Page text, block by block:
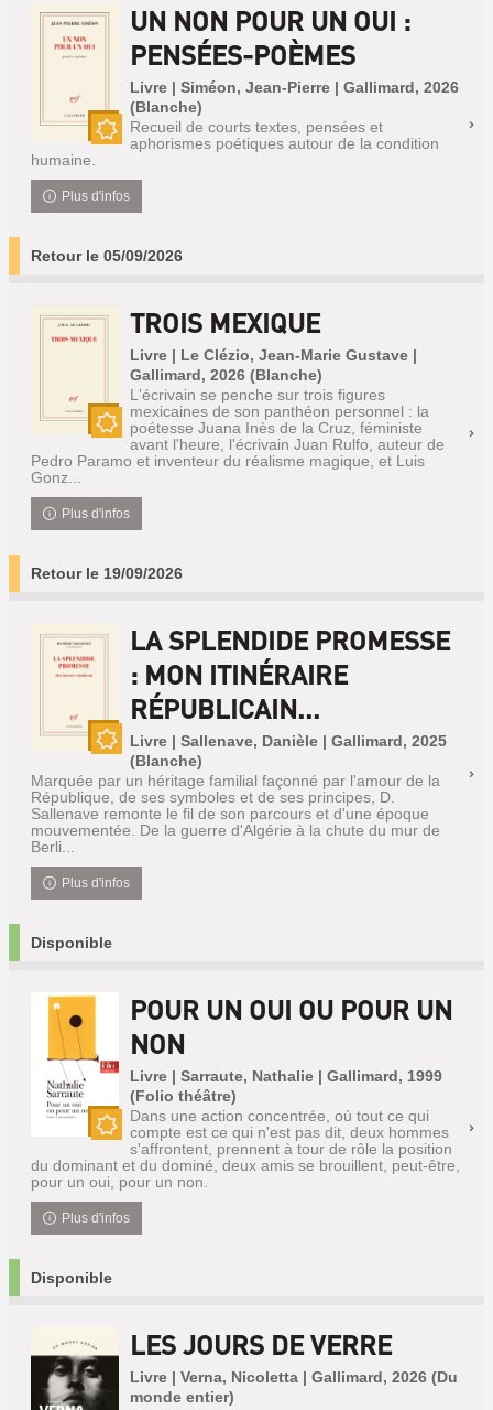
Nouveauté
UN NON POUR UN OUI :
PENSÉES-POÈMES
Livre | Siméon, Jean-Pierre | Gallimard, 2026
(Blanche)
Recueil de courts textes, pensées et
aphorismes poétiques autour de la condition
humaine.
Plus d'infos
Retour le 05/09/2026
TROIS MEXIQUE
Livre | Le Clézio, Jean-Marie Gustave |
Gallimard, 2026 (Blanche)
L'écrivain se penche sur trois figures
mexicaines de son panthéon personnel : la
poétesse Juana Inès de la Cruz, féministe
avant l'heure, l'écrivain Juan Rulfo, auteur de
Pedro Paramo et inventeur du réalisme magique, et Luis
Gonz...
Plus d'infos
Retour le 19/09/2026
LA SPLENDIDE PROMESSE
: MON ITINÉRAIRE
RÉPUBLICAIN...
Livre | Sallenave, Danièle | Gallimard, 2025
(Blanche)
Marquée par un héritage familial façonné par l'amour de la
République, de ses symboles et de ses principes, D.
Sallenave remonte le fil de son parcours et d'une époque
mouvementée. De la guerre d'Algérie à la chute du mur de
Berli...
Plus d'infos
Disponible
POUR UN OUI OU POUR UN
NON
Livre | Sarraute, Nathalie | Gallimard, 1999
(Folio théâtre)
Dans une action concentrée, où tout ce qui
compte est ce qui n'est pas dit, deux hommes
s'affrontent, prennent à tour de rôle la position
du dominant et du dominé, deux amis se brouillent, peut-être,
pour un oui, pour un non.
Plus d'infos
Disponible
LES JOURS DE VERRE
Livre | Verna, Nicoletta | Gallimard, 2026 (Du
monde entier)